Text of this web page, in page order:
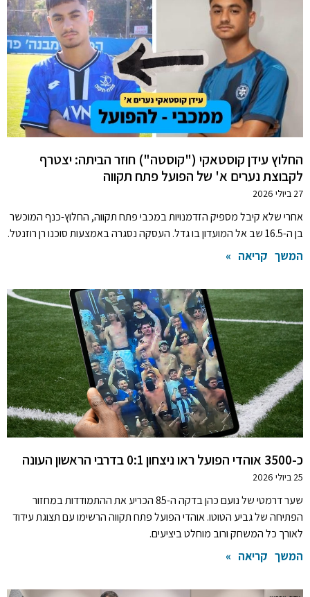
החלוץ עידן קוסטאקי ("קוסטה") חוזר הביתה: יצטרף
לקבוצת נערים א' של הפועל פתח תקווה
27 ביולי 2026
אחרי שלא קיבל מספיק הזדמנויות במכבי פתח תקווה, החלוץ-כנף המוכשר
בן ה-16.5 שב אל המועדון בו גדל. העסקה נסגרה באמצעות סוכנו רן רוזנטל.
המשך קריאה »
כ-3500 אוהדי הפועל ראו ניצחון 0:1 בדרבי הראשון העונה
25 ביולי 2026
שער דרמטי של נועם כהן בדקה ה-85 הכריע את ההתמודדות במחזור
הפתיחה של גביע הטוטו. אוהדי הפועל פתח תקווה הרשימו עם תצוגת עידוד
לאורך כל המשחק ורוב מוחלט ביציעים.
המשך קריאה »